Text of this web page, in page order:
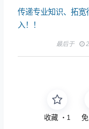
传递专业知识、拓
入！！
最后于
收藏 ・ 1